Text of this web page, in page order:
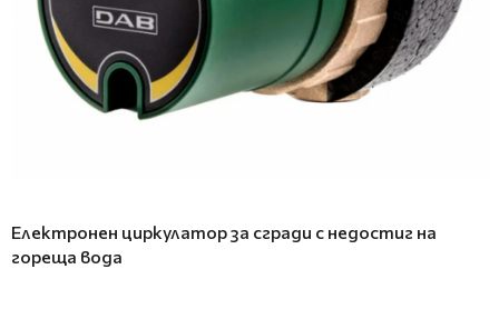
Електронен циркулатор за сгради с недостиг на
гореща вода